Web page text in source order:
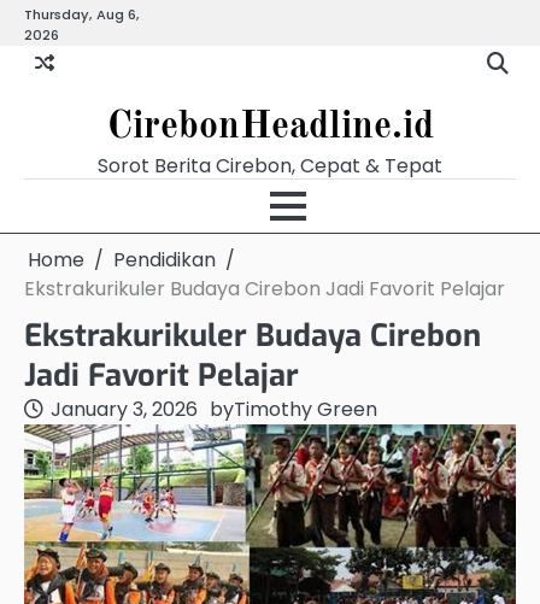
Skip
content
Thursday, Aug 6,
2026
CirebonHeadline.id
Sorot Berita Cirebon, Cepat & Tepat
Home
Pendidikan
Ekstrakurikuler Budaya Cirebon Jadi Favorit Pelajar
Ekstrakurikuler Budaya Cirebon
Jadi Favorit Pelajar
January 3, 2026 byTimothy Green